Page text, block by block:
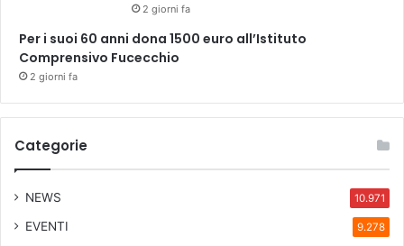
2 giorni fa
Per i suoi 60 anni dona 1500 euro all’Istituto
Comprensivo Fucecchio
2 giorni fa
Categorie
NEWS 10.971
EVENTI 9.278